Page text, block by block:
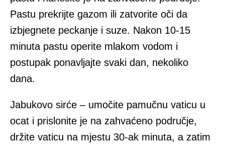
Pastu prekrijte gazom ili zatvorite oči da
izbjegnete peckanje i suze. Nakon 10-15
minuta pastu operite mlakom vodom i
postupak ponavljajte svaki dan, nekoliko
dana.
Jabukovo sirće – umočite pamučnu vaticu u
ocat i prislonite je na zahvaćeno područje,
držite vaticu na mjestu 30-ak minuta, a zatim